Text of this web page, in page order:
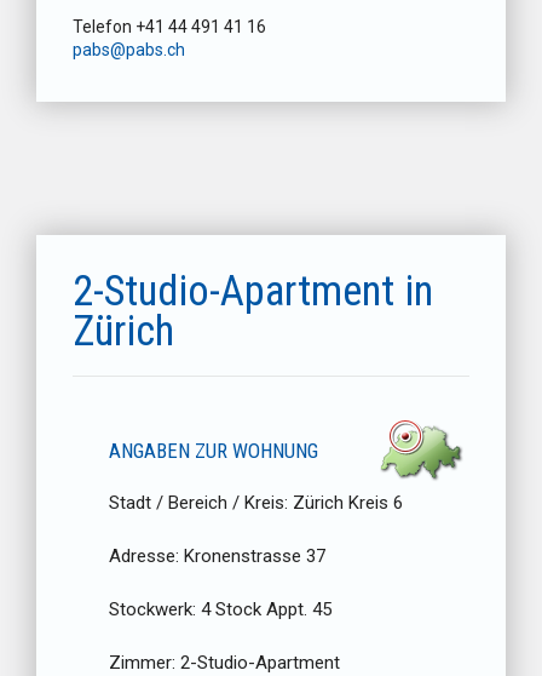
Telefon +41 44 491 41 16
pabs@pabs.ch
2-Studio-Apartment in
Zürich
ANGABEN ZUR WOHNUNG
Stadt / Bereich / Kreis: Zürich Kreis 6
Adresse: Kronenstrasse 37
Stockwerk: 4 Stock Appt. 45
Zimmer: 2-Studio-Apartment